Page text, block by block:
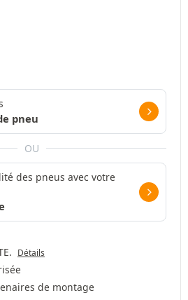
pneu
OU
des pneus avec votre
Détails
de montage